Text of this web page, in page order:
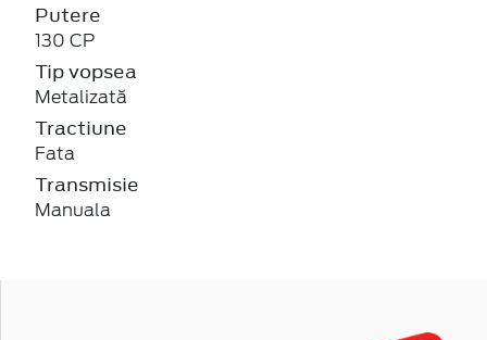
Putere
130 CP
Tip vopsea
Metalizată
Tractiune
Fata
Transmisie
Manuala